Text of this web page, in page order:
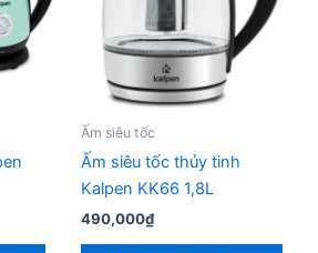
Ấm siêu tốc
Ấm siêu tốc thủy tinh
Kalpen KK66 1,8L
490,000₫